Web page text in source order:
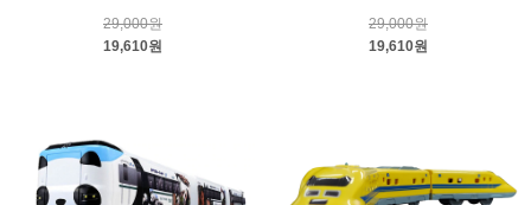
29,000원
19,610원
29,000원
19,610원